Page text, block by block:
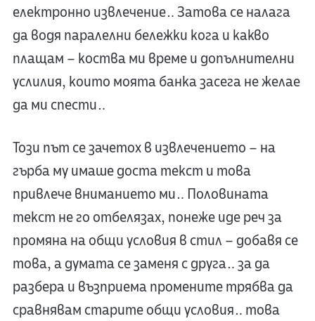
електронно извлечение… Затова се налага
да водя паралелни бележки кога и какво
плащам – коства ми време и допълнителни
услилия, които моята банка засега не желае
да ми спести…
Този път се зачетох в извлечението – на
гърба му имаше доста текст и това
привлече вниманието ми… Половината
текст не го отбелязах, понеже иде реч за
промяна на общи условия в стил – добавя се
това, а думата се заменя с друга… за да
разбера и възприема промените трябва да
сравнявам старите общи условия… това